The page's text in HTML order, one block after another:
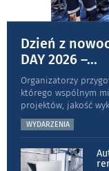
Dzień z
DAY 2026 –...
Organizatorzy
którego wspólnym
projektów, jakość
WYDARZENIA